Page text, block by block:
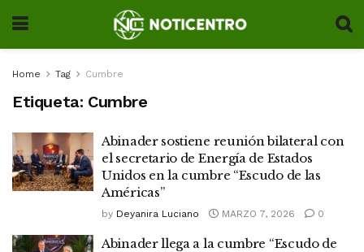
Home Tag Cumbre
Etiqueta: Cumbre
Abinader sostiene reunión bilateral con
el secretario de Energía de Estados
Unidos en la cumbre “Escudo de las
Américas”
by Deyanira Luciano MARZO 7, 2026 0
Abinader llega a la cumbre “Escudo de